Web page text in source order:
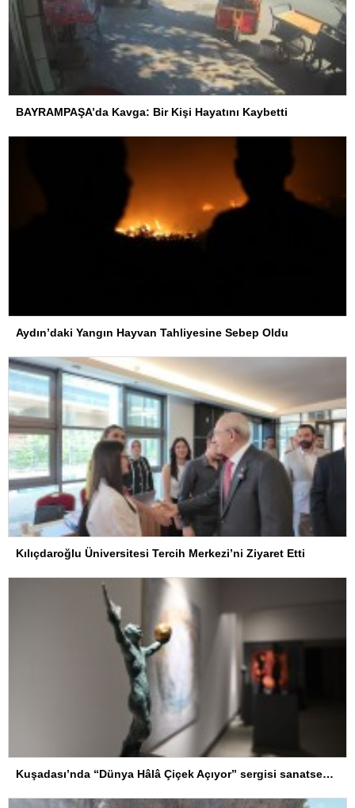
BAYRAMPAŞA’da Kavga: Bir Kişi Hayatını Kaybetti
Aydın’daki Yangın Hayvan Tahliyesine Sebep Oldu
Kılıçdaroğlu Üniversitesi Tercih Merkezi’ni Ziyaret Etti
Kuşadası’nda “Dünya Hâlâ Çiçek Açıyor” sergisi sanatseverlerle buluşuyor